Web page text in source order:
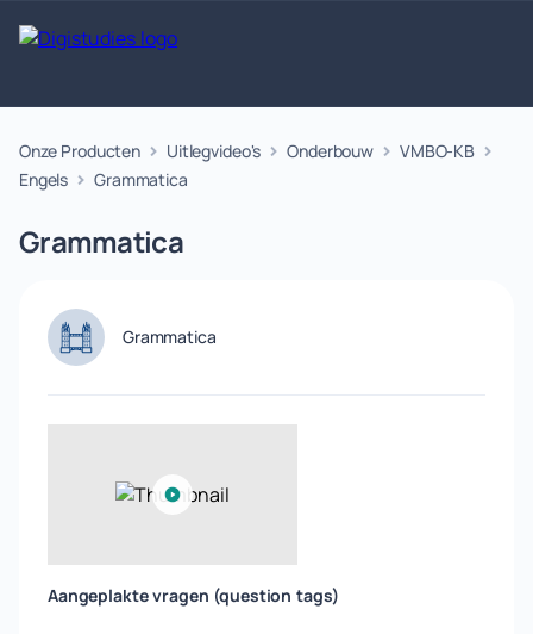
Exacte
vakken
vakken.
Taalvakken
vakken.
Maatschappijvakken Producten
Onze Producten Uitlegvideo's Onderbouw
VMBO-KB
Engels
Grammatica
Grammatica
Grammatica
Aangeplakte vragen (question tags)